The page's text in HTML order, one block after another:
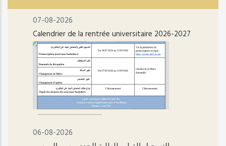
07-08-2026
Calendrier de la rentrée universitaire 2026-2027
06-08-2026